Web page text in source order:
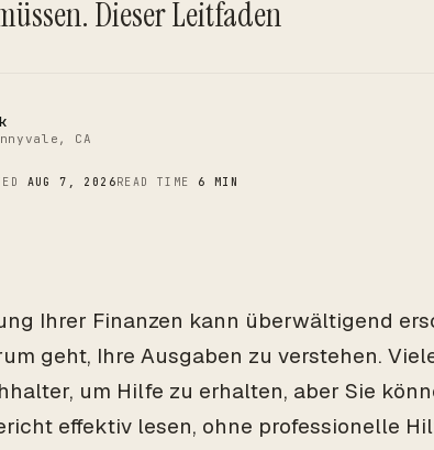
Dieser Leitfaden
CA
AUG 7, 2026READ TIME 6 MIN
Ihrer Finanzen kann überwältigend
geht, Ihre Ausgaben zu verstehen.
um Hilfe zu erhalten, aber Sie
effektiv lesen, ohne professionelle